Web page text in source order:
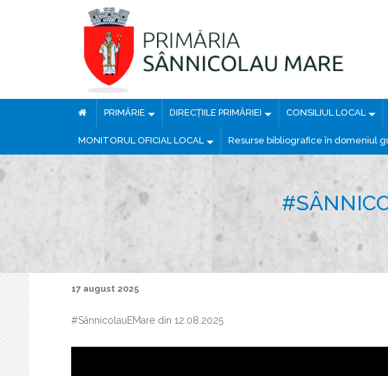
PRIMĂRIE DIRECȚIILE PRIMĂRIEI CONSILIUL LOCAL
MONITORUL OFICIAL LOCAL Resurse bibliografice în domeniul
17 august 2025
#SânnicolauEMare din 12.08.2025